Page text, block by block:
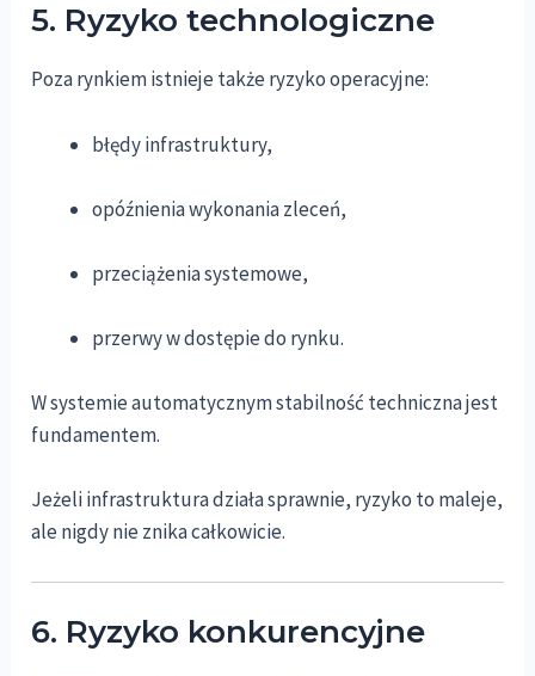
5. Ryzyko technologiczne
Poza rynkiem istnieje także ryzyko operacyjne:
błędy infrastruktury,
opóźnienia wykonania zleceń,
przeciążenia systemowe,
przerwy w dostępie do rynku.
W systemie automatycznym stabilność techniczna jest
fundamentem.
Jeżeli infrastruktura działa sprawnie, ryzyko to maleje,
ale nigdy nie znika całkowicie.
6. Ryzyko konkurencyjne